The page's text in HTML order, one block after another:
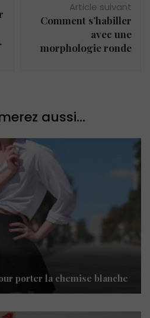
Article suivant
Comment s’habiller
avec une
morphologie ronde
aussi...
porter la chemise blanche